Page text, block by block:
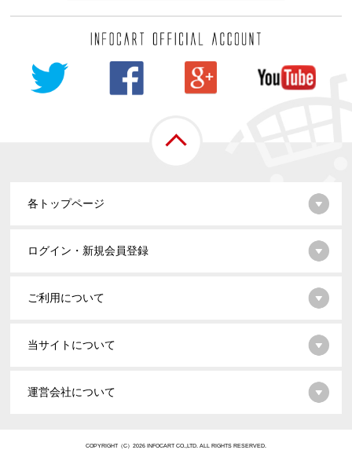
各トップページ
ログイン・新規会員登録
ご利用について
当サイトについて
運営会社について
COPYRIGHT（C）2026 INFOCART CO.,LTD. ALL RIGHTS RESERVED.